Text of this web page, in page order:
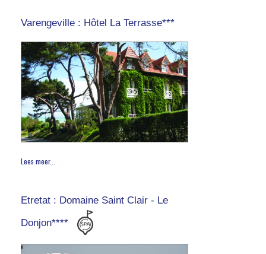
Varengeville : Hôtel La Terrasse***
Lees meer...
Etretat : Domaine Saint Clair - Le
Donjon****